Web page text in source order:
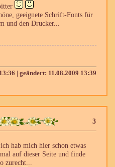
geeignete Schrift-Fonts für
und den Drucker...
| geändert: 11.08.2009 13:39
3
hab mich hier schon etwas
auf dieser Seite und finde
zurecht...